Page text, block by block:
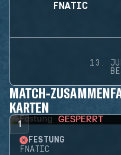
FNATIC
13.
MATCH-
KARTEN
1 GESPERRT
FESTUNG
FNATIC